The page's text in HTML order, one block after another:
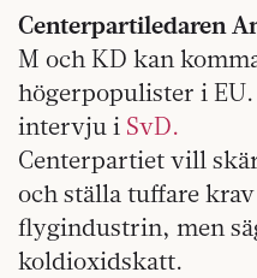
Centerpartiledaren
M och KD kan
högerpopulister i
intervju i SvD.
Centerpartiet vill
och ställa tuffare
flygindustrin, men
koldioxidskatt.